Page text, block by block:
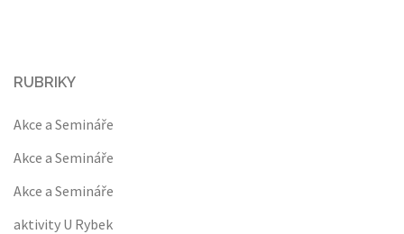
RUBRIKY
Akce a Semináře
Akce a Semináře
Akce a Semináře
aktivity U Rybek